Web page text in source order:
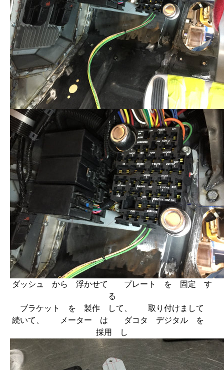
ダッシュ から 浮かせて プレート を 固定 す
る
ブラケット を 製作 して、 取り付けまして
続いて、 メーター は ダコタ デジタル を
採用 し